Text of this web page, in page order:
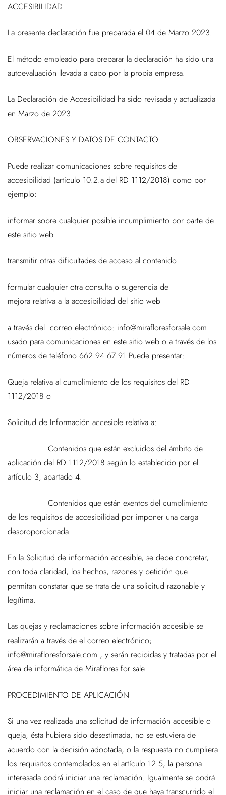
ACCESIBILIDAD
La presente declaración fue preparada el 04 de Marzo 2023.
El método empleado para preparar la declaración ha sido una
autoevaluación llevada a cabo por la propia empresa.
La Declaración de Accesibilidad ha sido revisada y actualizada
en Marzo de 2023.
OBSERVACIONES Y DATOS DE CONTACTO
Puede realizar comunicaciones sobre requisitos de
accesibilidad (artículo 10.2.a del RD 1112/2018) como por
ejemplo:
informar sobre cualquier posible incumplimiento por parte de
este sitio web
transmitir otras dificultades de acceso al contenido
formular cualquier otra consulta o sugerencia de
mejora relativa a la accesibilidad del sitio web
a través del correo electrónico: info@mirafloresforsale.com
usado para comunicaciones en este sitio web o a través de los
números de teléfono 662 94 67 91 Puede presentar:
Queja relativa al cumplimiento de los requisitos del RD
1112/2018 o
Solicitud de Información accesible relativa a:
Contenidos que están excluidos del ámbito de
aplicación del RD 1112/2018 según lo establecido por el
artículo 3, apartado 4.
Contenidos que están exentos del cumplimiento
de los requisitos de accesibilidad por imponer una carga
desproporcionada.
En la Solicitud de información accesible, se debe concretar,
con toda claridad, los hechos, razones y petición que
permitan constatar que se trata de una solicitud razonable y
legítima.
Las quejas y reclamaciones sobre información accesible se
realizarán a través de el correo electrónico;
info@mirafloresforsale.com , y serán recibidas y tratadas por el
área de informática de Miraflores for sale
PROCEDIMIENTO DE APLICACIÓN
Si una vez realizada una solicitud de información accesible o
queja, ésta hubiera sido desestimada, no se estuviera de
acuerdo con la decisión adoptada, o la respuesta no cumpliera
los requisitos contemplados en el artículo 12.5, la persona
interesada podrá iniciar una reclamación. Igualmente se podrá
iniciar una reclamación en el caso de que haya transcurrido el